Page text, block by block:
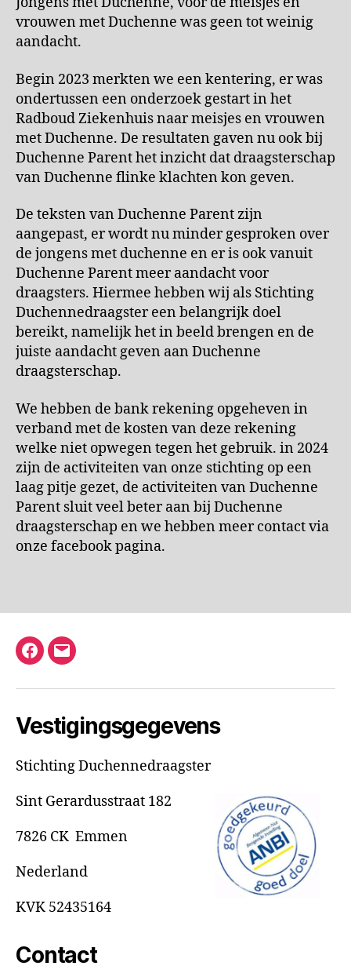
vrouwen met Duchenne was geen tot weinig
aandacht.
Begin 2023 merkten we een kentering, er was
ondertussen een onderzoek gestart in het
Radboud Ziekenhuis naar meisjes en vrouwen
met Duchenne. De resultaten gaven nu ook bij
Duchenne Parent het inzicht dat draagsterschap
van Duchenne flinke klachten kon geven.
De teksten van Duchenne Parent zijn
aangepast, er wordt nu minder gesproken over
de jongens met duchenne en er is ook vanuit
Duchenne Parent meer aandacht voor
draagsters. Hiermee hebben wij als Stichting
Duchennedraagster een belangrijk doel
bereikt, namelijk het in beeld brengen en de
juiste aandacht geven aan Duchenne
draagsterschap.
We hebben de bank rekening opgeheven in
verband met de kosten van deze rekening
welke niet opwegen tegen het gebruik. in 2024
zijn de activiteiten van onze stichting op een
laag pitje gezet, de activiteiten van Duchenne
Parent sluit veel beter aan bij Duchenne
draagsterschap en we hebben meer contact via
onze facebook pagina.
Facebook
E-
Vestigingsgegevens
Stichting Duchennedraagster
Sint Gerardusstraat 182
7826 CK Emmen
Nederland
KVK 52435164
Contact